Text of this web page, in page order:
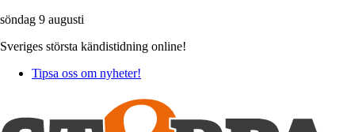
söndag 9 augusti
Sveriges största kändistidning online!
Tipsa oss om nyheter!